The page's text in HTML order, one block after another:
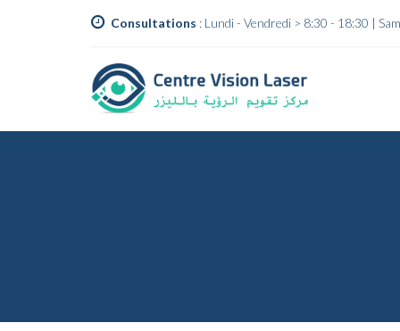
Consultations : Lundi - Vendredi > 8:30 - 18:30 |